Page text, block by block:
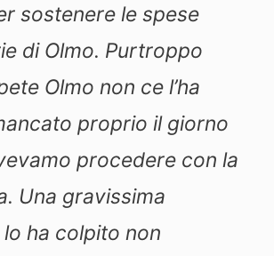
sostenere le spese
di Olmo. Purtroppo
Olmo non ce l’ha
proprio il giorno
procedere con la
Una gravissima
ha colpito non